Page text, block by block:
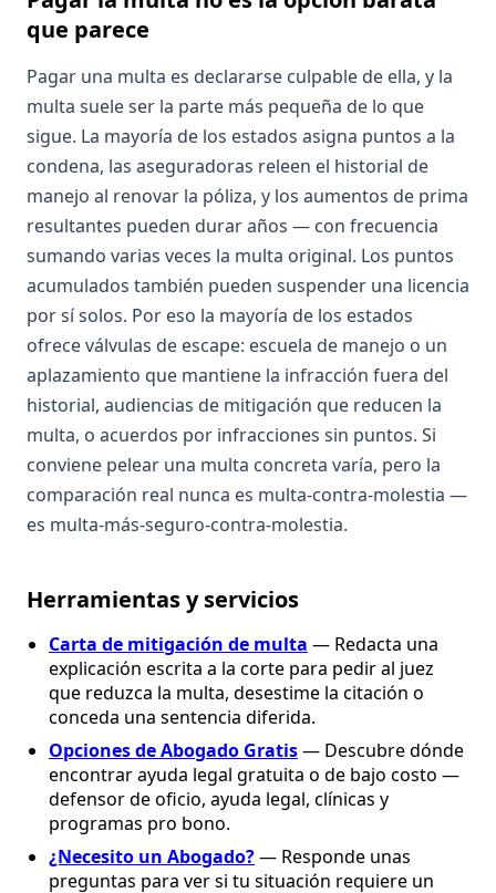
que parece
Pagar una multa es declararse culpable de ella, y la
multa suele ser la parte más pequeña de lo que
sigue. La mayoría de los estados asigna puntos a la
condena, las aseguradoras releen el historial de
manejo al renovar la póliza, y los aumentos de prima
resultantes pueden durar años — con frecuencia
sumando varias veces la multa original. Los puntos
acumulados también pueden suspender una licencia
por sí solos. Por eso la mayoría de los estados
ofrece válvulas de escape: escuela de manejo o un
aplazamiento que mantiene la infracción fuera del
historial, audiencias de mitigación que reducen la
multa, o acuerdos por infracciones sin puntos. Si
conviene pelear una multa concreta varía, pero la
comparación real nunca es multa-contra-molestia —
es multa-más-seguro-contra-molestia.
Herramientas y servicios
Carta de mitigación de multa — Redacta una
explicación escrita a la corte para pedir al juez
que reduzca la multa, desestime la citación o
conceda una sentencia diferida.
Opciones de Abogado Gratis— Descubre dónde
encontrar ayuda legal gratuita o de bajo costo —
defensor de oficio, ayuda legal, clínicas y
programas pro bono.
¿Necesito un Abogado?— Responde unas
preguntas para ver si tu situación requiere un